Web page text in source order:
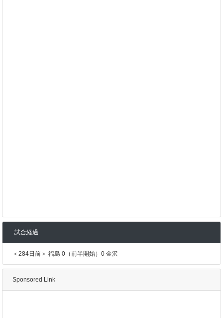
試合経過
＜284日前＞ 福島 0（前半開始）0 金沢
Sponsored Link